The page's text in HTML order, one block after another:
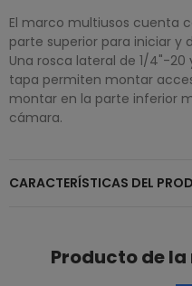
El marco multiusos cuenta
parte superior para iniciar
Una rosca lateral de 1/4"-
tapa permiten montar
montar en la parte inferior
cámara.
CARACTERÍSTICAS DEL
Producto de